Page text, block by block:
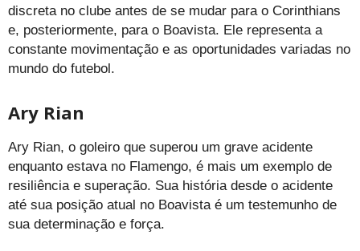
discreta no clube antes de se mudar para o Corinthians
e, posteriormente, para o Boavista. Ele representa a
constante movimentação e as oportunidades variadas no
mundo do futebol.
Ary Rian
Ary Rian, o goleiro que superou um grave acidente
enquanto estava no Flamengo, é mais um exemplo de
resiliência e superação. Sua história desde o acidente
até sua posição atual no Boavista é um testemunho de
sua determinação e força.